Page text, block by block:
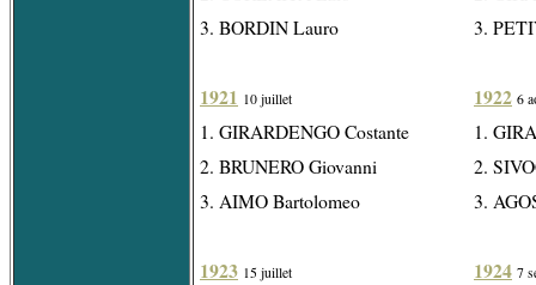
3. BORDIN Lauro
1921 10 juillet
1. GIRARDENGO Costante
2. BRUNERO Giovanni
3. AIMO Bartolomeo
1923 15 juillet
3.
1922 6
1.
2.
3.
1924 7